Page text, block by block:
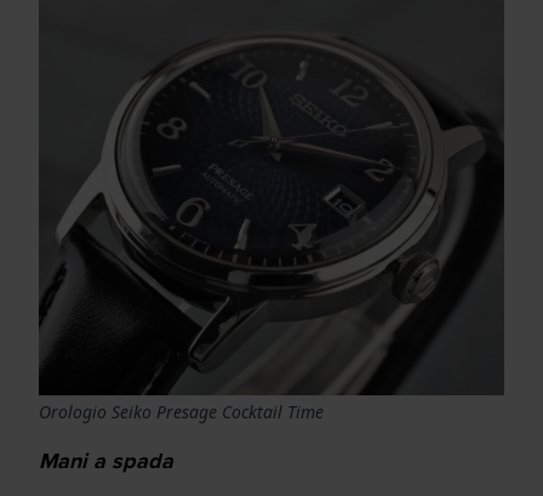
Orologio Seiko Presage Cocktail Time
Mani a spada